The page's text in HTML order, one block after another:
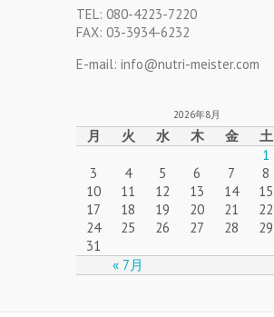
TEL: 080-4223-7220
FAX: 03-3934-6232
E-mail: info@nutri-meister.com
2026年8月
月 火 水 木 金 土
« 7月
1
3
4 5 6 7 8
10
11 12 13 14 15
17
18 19 20 21 22
24
25 26 27 28 29
31